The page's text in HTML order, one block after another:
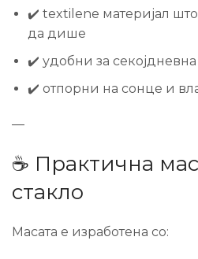
✔️ textilene материјал
да дише
✔️ удобни за секојдневна
✔️ отпорни на сонце и
—
☕ Практична
стакло
Масата е изработена со: